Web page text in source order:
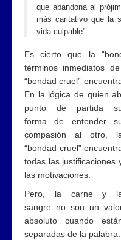
que abandona al
más caritativo que la
vida culpable”.
Es cierto que la
términos inmediatos
“bondad cruel”
En la lógica de quien
punto de partida
forma de entender
compasión al otro,
“bondad cruel”
todas las justificaciones
las motivaciones.
Pero, la carne y
sangre no son un
absoluto cuando
separadas de la palabra.